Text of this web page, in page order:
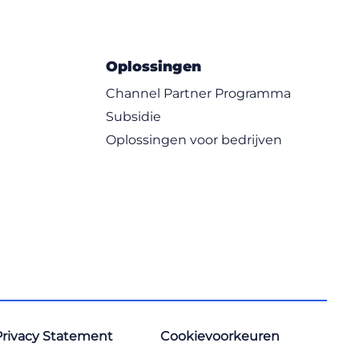
Applications
Oplossingen
Channel Partner Programma
Subsidie
Oplossingen voor bedrijven
Statement Cookievoorkeuren